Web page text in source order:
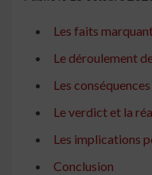
Les faits
Le déroulement
Les
Le verdict et la
Les implications
Conclusion